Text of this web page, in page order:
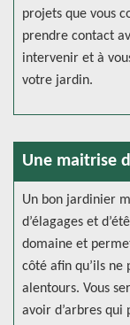
projets que vous
prendre contact
intervenir et à
votre jardin.
Une maitrise
Un bon jardinier
d’élagages et
domaine et
côté afin qu’ils ne
alentours. Vous
avoir d’arbres qui